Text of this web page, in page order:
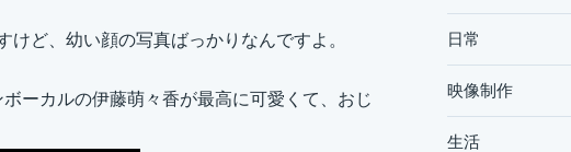
ど、幼い顔の写真ばっかりなんですよ。
ーカルの伊藤萌々香が最高に可愛くて、おじ
日常
映像制作
生活